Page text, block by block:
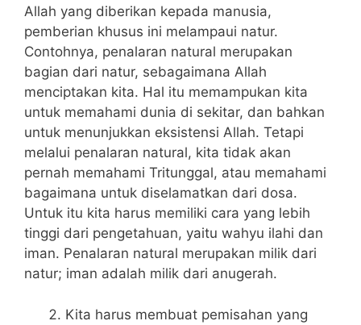
Allah yang diberikan kepada manusia,
pemberian khusus ini melampaui natur.
Contohnya, penalaran natural merupakan
bagian dari natur, sebagaimana Allah
menciptakan kita. Hal itu memampukan kita
untuk memahami dunia di sekitar, dan bahkan
untuk menunjukkan eksistensi Allah. Tetapi
melalui penalaran natural, kita tidak akan
pernah memahami Tritunggal, atau memahami
bagaimana untuk diselamatkan dari dosa.
Untuk itu kita harus memiliki cara yang lebih
tinggi dari pengetahuan, yaitu wahyu ilahi dan
iman. Penalaran natural merupakan milik dari
natur; iman adalah milik dari anugerah.
Kita harus membuat pemisahan yang